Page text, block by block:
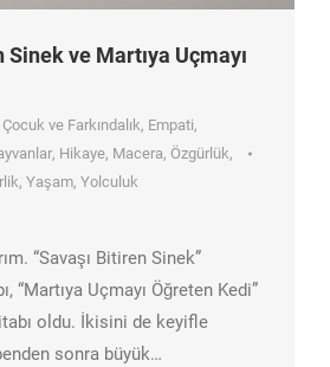
Sinek ve Martıya Uçmayı
Çocuk ve Farkındalık, Empati,
, Hikaye, Macera, Özgürlük,
, Yaşam, Yolculuk
“Savaşı Bitiren Sinek”
“Martıya Uçmayı Öğreten Kedi”
oldu. İkisini de keyifle
sonra büyük…